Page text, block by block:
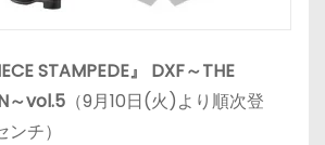
STAMPEDE』 DXF～THE
～vol.5 （9月10日(火)より順次登
チ）